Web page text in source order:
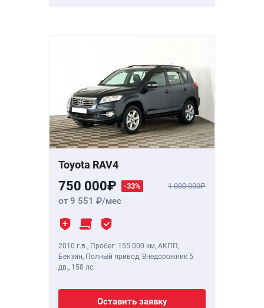
Toyota RAV4
750 000 -33% 1 000 000
от 9 551 /мес
2010 г.в., Пробег: 155 000 км, АКПП,
Бензин, Полный привод, Внедорожник 5
дв., 158 лс
Оставить заявку